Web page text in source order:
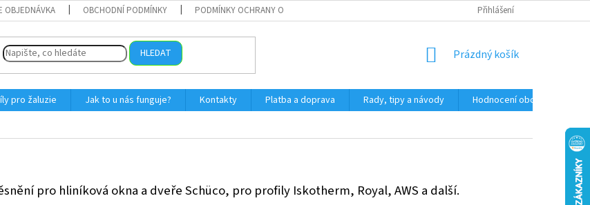
OBJEDNÁVKA OBCHODNÍ PODMÍNKY PODMÍNKY OCHRANY OSOBNÍCH ÚDAJŮ Přihlášení
HLEDAT
NÁKUPNÍ
Prázdný košík
pro žaluzie Jak to u nás funguje? Kontakty Platba a doprava Rady, tipy a návody Hodnocení obchodu
pro hliníková okna a dveře Schüco, pro profily Iskotherm, Royal, AWS a další.